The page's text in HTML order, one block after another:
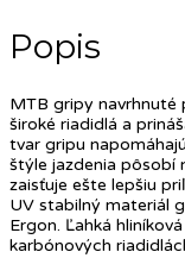
Popis
MTB gripy navrhnuté
široké riadidlá a
tvar gripu
štýle jazdenia pôsobí
zaisťuje ešte lepšiu
UV stabilný materiál
Ergon. Ľahká
karbónových